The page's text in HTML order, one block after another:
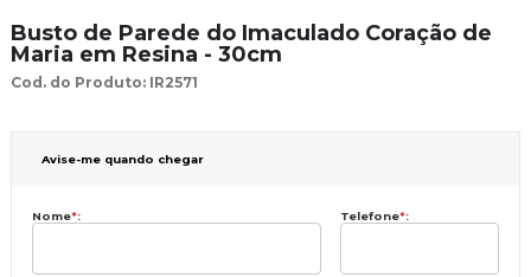
Busto de Parede do Imaculado Coração de
Maria em Resina - 30cm
Cod. do Produto: IR2571
Avise-me quando chegar
Nome*: Telefone*: